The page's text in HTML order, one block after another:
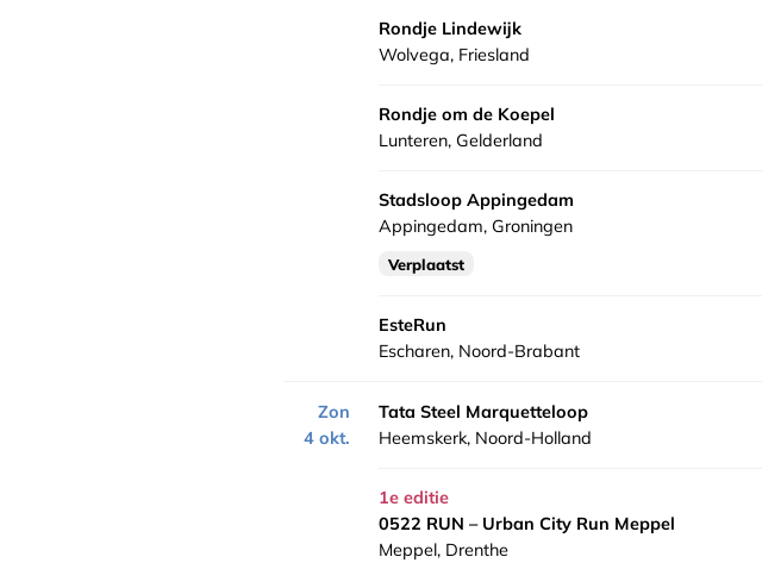
Rondje Lindewijk
Wolvega, Friesland
Rondje om de Koepel
Lunteren, Gelderland
Stadsloop Appingedam
Appingedam, Groningen
Verplaatst
EsteRun
Escharen, Noord-Brabant
Zon
4 okt.
Tata Steel Marquetteloop
Heemskerk, Noord-Holland
1e editie
0522 RUN – Urban City Run Meppel
Meppel, Drenthe